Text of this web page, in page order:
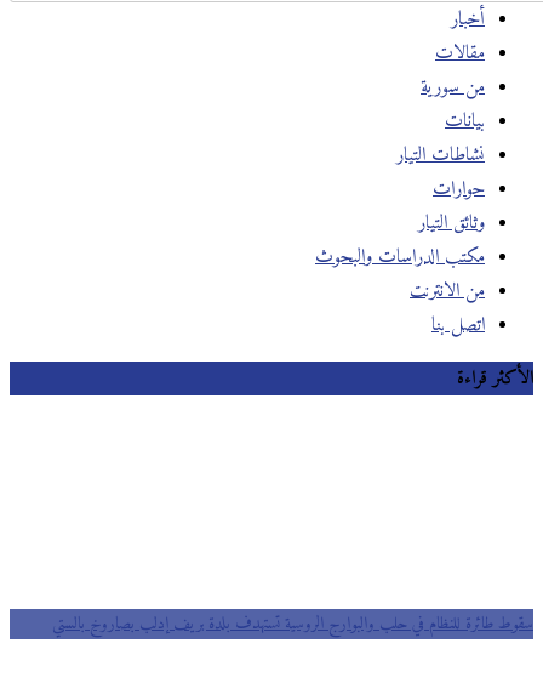
أخبار
مقالات
من سورية
بيانات
نشاطات التيار
حوارات
وثائق التيار
مكتب الدراسات والبحوث
من الانترنت
اتصل بنا
الأكثر قراءة
سقوط طائرة للنظام في حلب والبوارج الروسية تستهدف بلدة بريف إدلب بصاروخ بالستي